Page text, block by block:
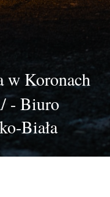
w Koronach
- Biuro
Biała